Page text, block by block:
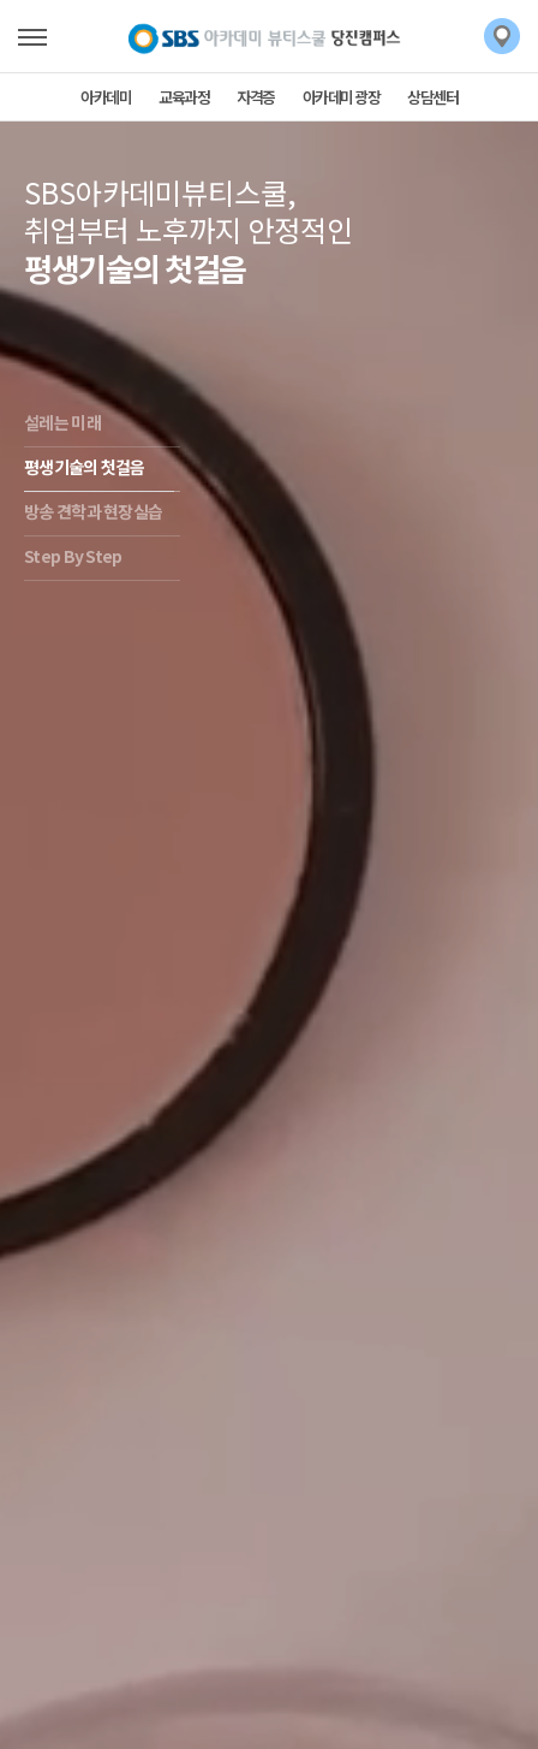
아카데미 교육과정 자격증 아카데미 광장 상담센터
SBS아카데미뷰티스쿨,
취업부터 노후까지 안정적인
평생기술의 첫걸음
설레는 미래
평생기술의 첫걸음
방송 견학과 현장실습
Step By Step